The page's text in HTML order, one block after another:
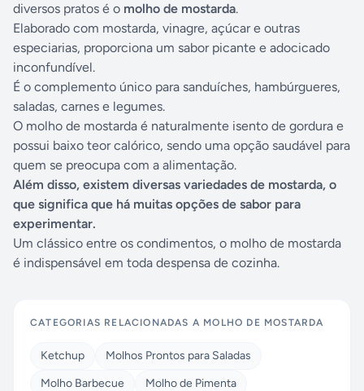
diversos pratos é o molho de mostarda.
Elaborado com mostarda, vinagre, açúcar e outras
especiarias, proporciona um sabor picante e adocicado
inconfundível.
É o complemento único para sanduíches, hambúrgueres,
saladas, carnes e legumes.
O molho de mostarda é naturalmente isento de gordura e
possui baixo teor calórico, sendo uma opção saudável para
quem se preocupa com a alimentação.
Além disso, existem diversas variedades de mostarda, o
que significa que há muitas opções de sabor para
experimentar.
Um clássico entre os condimentos, o molho de mostarda
é indispensável em toda despensa de cozinha.
CATEGORIAS RELACIONADAS A MOLHO DE MOSTARDA
Ketchup
Molhos Prontos para Saladas
Molho Barbecue
Molho de Pimenta